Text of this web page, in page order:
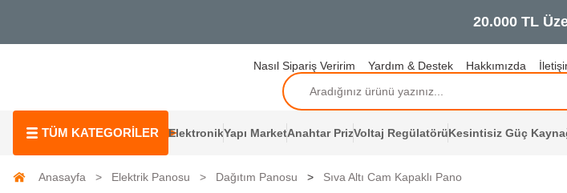
Nasıl Sipariş Veririm Yardım & Destek Hakkımızda
TÜM KATEGORİLER ElektronikYapı MarketAnahtar PrizVoltaj RegülatörüKesintisiz Güç
Anasayfa Elektrik Panosu Dağıtım Panosu Sıva Altı Cam Kapaklı Pano